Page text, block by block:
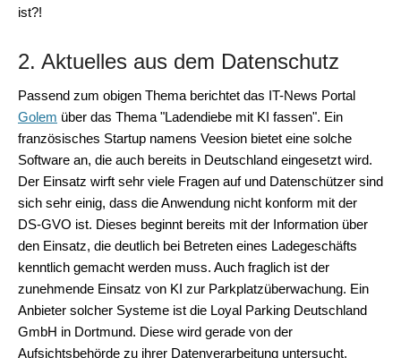
ist?!
2. Aktuelles aus dem Datenschutz
Passend zum obigen Thema berichtet das IT-News Portal
Golem über das Thema "Ladendiebe mit KI fassen". Ein
französisches Startup namens Veesion bietet eine solche
Software an, die auch bereits in Deutschland eingesetzt wird.
Der Einsatz wirft sehr viele Fragen auf und Datenschützer sind
sich sehr einig, dass die Anwendung nicht konform mit der
DS-GVO ist. Dieses beginnt bereits mit der Information über
den Einsatz, die deutlich bei Betreten eines Ladegeschäfts
kenntlich gemacht werden muss. Auch fraglich ist der
zunehmende Einsatz von KI zur Parkplatzüberwachung. Ein
Anbieter solcher Systeme ist die Loyal Parking Deutschland
GmbH in Dortmund. Diese wird gerade von der
Aufsichtsbehörde zu ihrer Datenverarbeitung untersucht.